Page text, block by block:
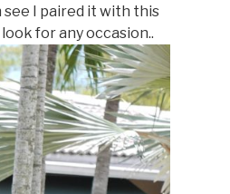
see I paired it with this
for any occasion..